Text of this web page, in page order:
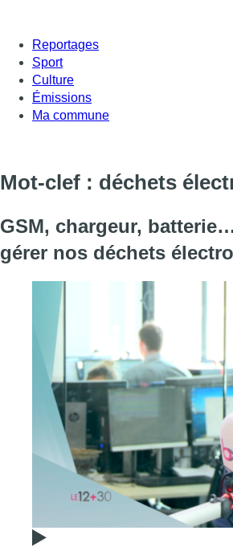
Reportages
Sport
Culture
Émissions
Ma commune
Mot-clef : déchets
GSM, chargeur,
gérer nos déchets